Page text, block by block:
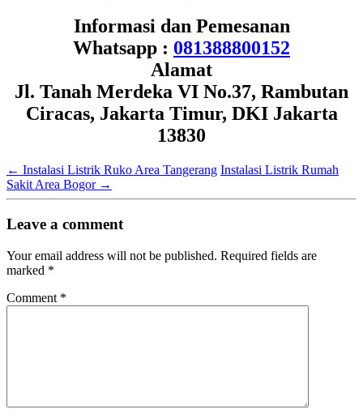
Informasi dan Pemesanan
Whatsapp : 081388800152
Alamat
Jl. Tanah Merdeka VI No.37, Rambutan
Ciracas, Jakarta Timur, DKI Jakarta
13830
← Instalasi Listrik Ruko Area Tangerang Instalasi Listrik Rumah
Sakit Area Bogor →
Leave a comment
Your email address will not be published. Required fields are
marked *
Comment *